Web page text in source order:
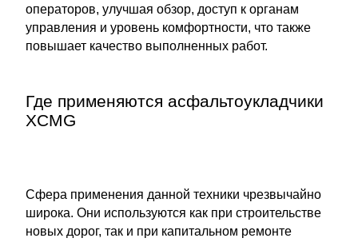
операторов, улучшая обзор, доступ к органам
управления и уровень комфортности, что также
повышает качество выполненных работ.
Где применяются асфальтоукладчики
XCMG
Сфера применения данной техники чрезвычайно
широка. Они используются как при строительстве
новых дорог, так и при капитальном ремонте